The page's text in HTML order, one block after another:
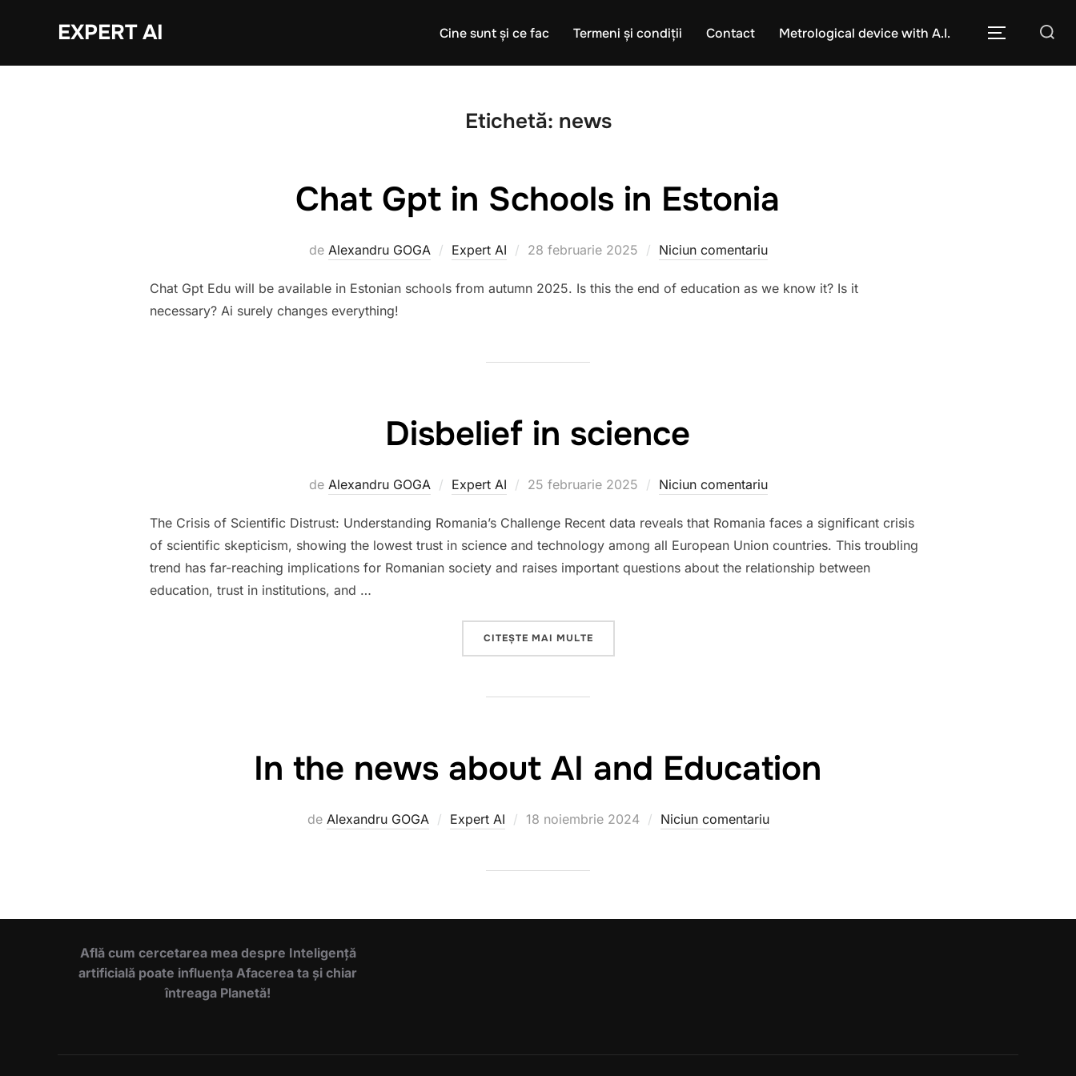
EXPERT AI Cine sunt și ce fac Termeni și condiții Contact Metrological device with A.I.
Caută COMUTĂ
Etichetă: news
Chat Gpt in Schools in Estonia
de Alexandru GOGA Expert AI
Publicat
28 februarie 2025 Niciun comentariu
Chat Gpt Edu will be available in Estonian schools from autumn 2025. Is this the end of education as we know it? Is it
necessary? Ai surely changes everything!
Disbelief in science
de Alexandru GOGA Expert AI
Publicat
25 februarie 2025 Niciun comentariu
The Crisis of Scientific Distrust: Understanding Romania’s Challenge Recent data reveals that Romania faces a significant crisis
of scientific skepticism, showing the lowest trust in science and technology among all European Union countries. This troubling
trend has far-reaching implications for Romanian society and raises important questions about the relationship between
education, trust in institutions, and …
CITEȘTE MAI MULTE„DISBELIEF IN SCIENCE”
In the news about AI and Education
de Alexandru GOGA Expert AI
Publicat
18 noiembrie 2024 Niciun comentariu
Află cum cercetarea mea despre Inteligență
artificială poate influența Afacerea ta și chiar
întreaga Planetă!